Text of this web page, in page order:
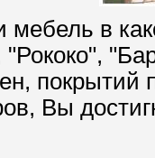
в
Вы